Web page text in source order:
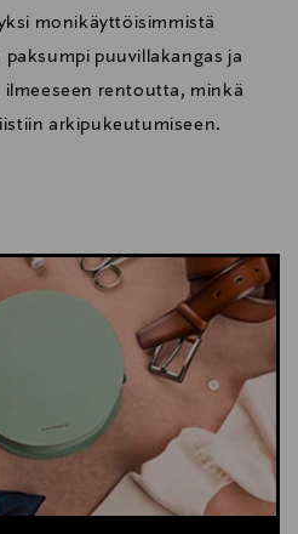
monikäyttöisimmistä
puuvillakangas ja
rentoutta, minkä
arkipukeutumiseen.